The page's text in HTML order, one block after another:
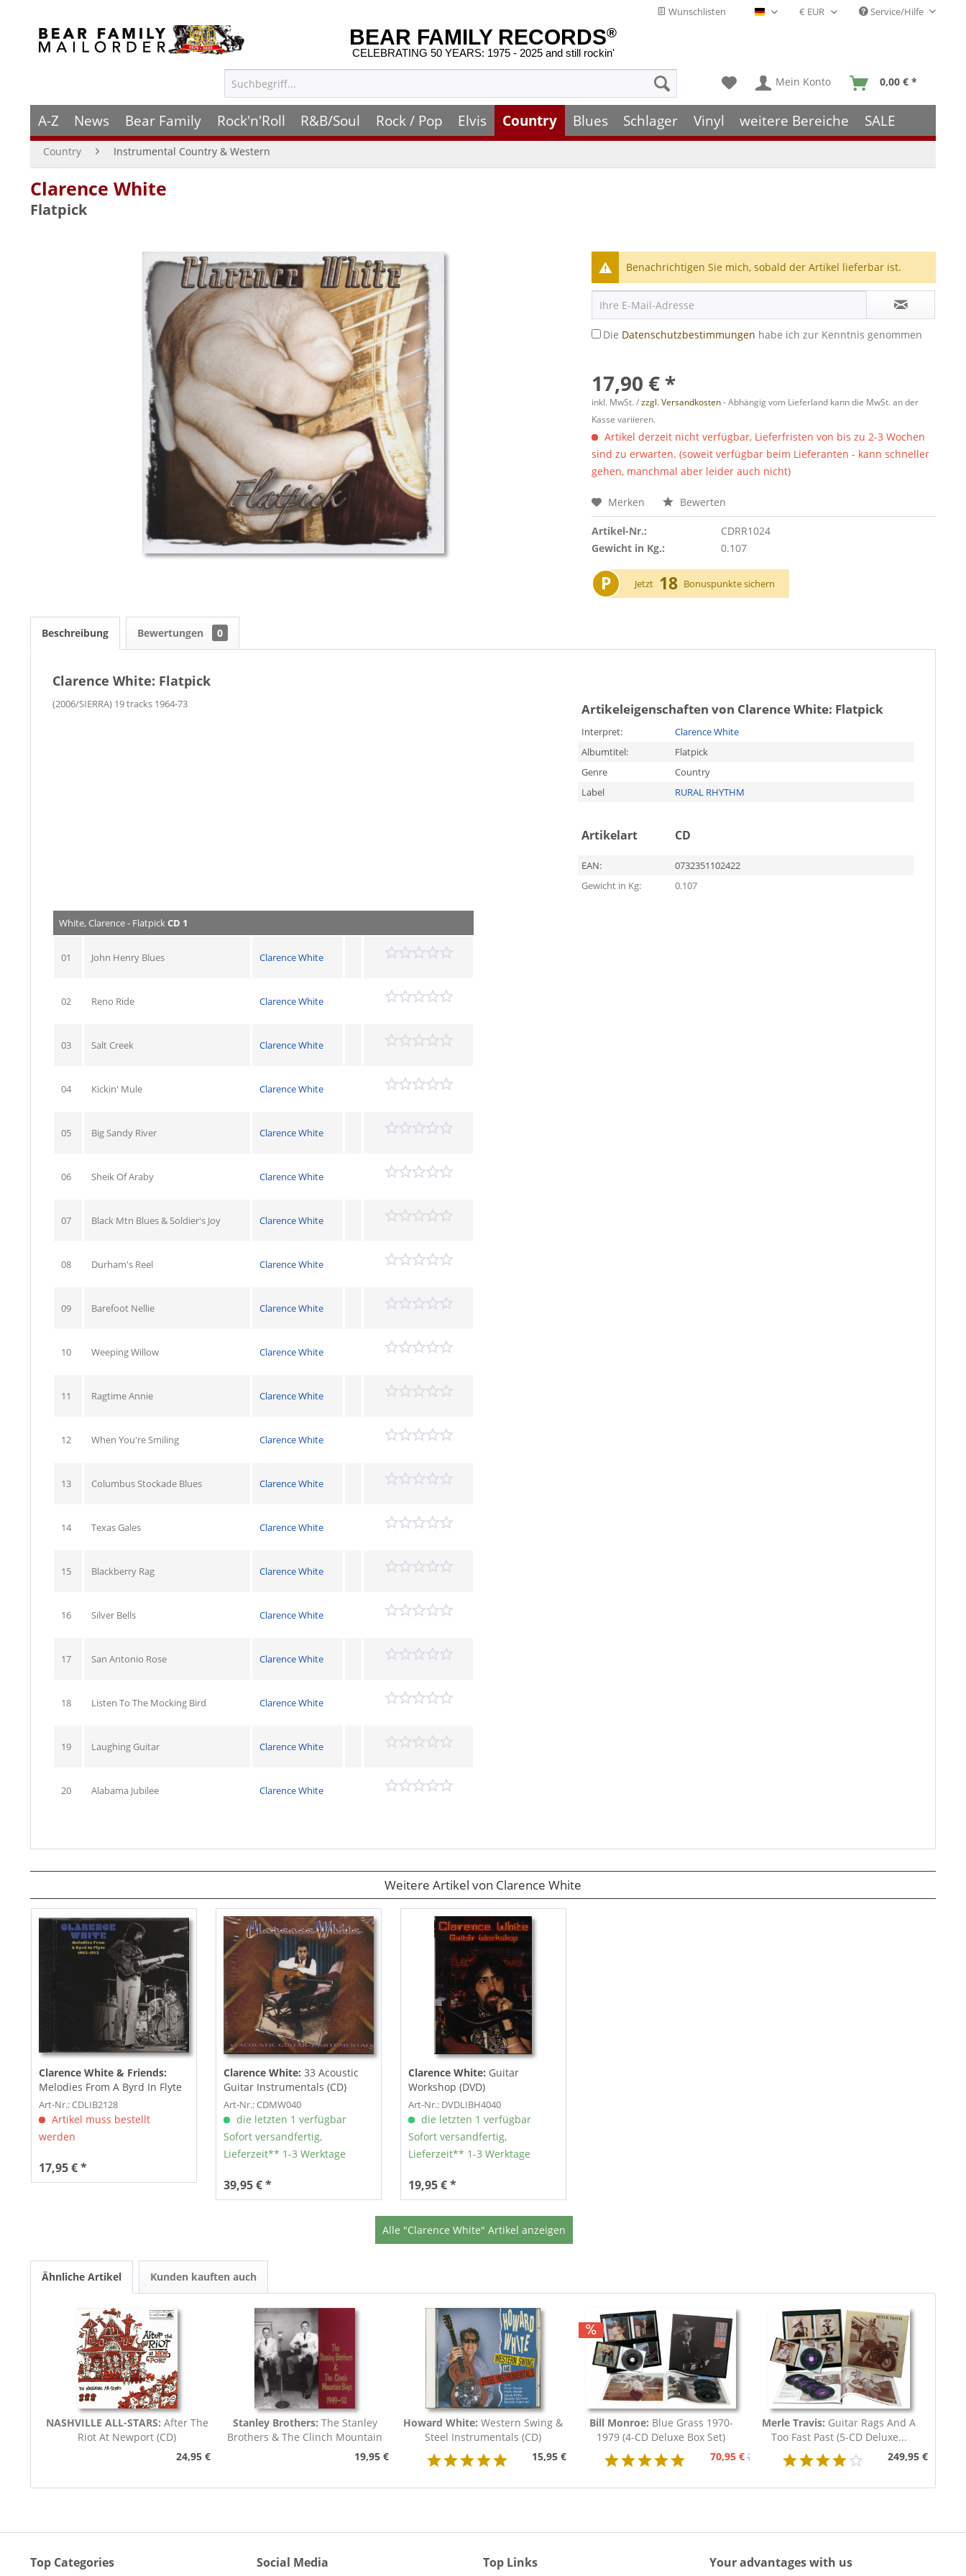
Wunschlisten Deutsch - DE Service/Hilfe
BEAR FAMILY RECORDS®
CELEBRATING 50 YEARS: 1975 - 2025 and still rockin'
Mein Konto 0,00 € *
A-Z News Bear Family Rock'n'Roll R&B/Soul Rock / Pop Elvis Country Blues Schlager Vinyl weitere Bereiche SALE
Country Instrumental Country & Western
Clarence White
Flatpick
Benachrichtigen Sie mich, sobald der Artikel lieferbar ist.
Die Datenschutzbestimmungen habe ich zur Kenntnis genommen
17,90 € *
inkl. MwSt. /zzgl. Versandkosten- Abhängig vom Lieferland kann die MwSt. an der
Kasse variieren.
Artikel derzeit nicht verfügbar, Lieferfristen von bis zu 2-3 Wochen
sind zu erwarten. (soweit verfügbar beim Lieferanten - kann schneller
gehen, manchmal aber leider auch nicht)
Merken Bewerten
Artikel-Nr.:
CDRR1024
Gewicht in Kg.:
0.107
P Jetzt 18 Bonuspunkte sichern
Beschreibung Bewertungen 0
Clarence White: Flatpick
(2006/SIERRA) 19 tracks 1964-73 Artikeleigenschaften von Clarence White: Flatpick
Interpret:
Clarence White
Albumtitel:
Flatpick
Genre
Country
Label
RURAL RHYTHM
Artikelart CD
EAN:
0732351102422
Gewicht in Kg:
0.107
White, Clarence - FlatpickCD 1
01 John Henry Blues Clarence White
02 Reno Ride Clarence White
03 Salt Creek Clarence White
04 Kickin' Mule Clarence White
05 Big Sandy River Clarence White
06 Sheik Of Araby Clarence White
07 Black Mtn Blues & Soldier's Joy Clarence White
08 Durham's Reel Clarence White
09 Barefoot Nellie Clarence White
10 Weeping Willow Clarence White
11 Ragtime Annie Clarence White
12 When You're Smiling Clarence White
13 Columbus Stockade Blues Clarence White
14 Texas Gales Clarence White
15 Blackberry Rag Clarence White
16 Silver Bells Clarence White
17 San Antonio Rose Clarence White
18 Listen To The Mocking Bird Clarence White
19 Laughing Guitar Clarence White
20 Alabama Jubilee Clarence White
Weitere Artikel von Clarence White
Clarence White & Friends:
Melodies From A Byrd In Flyte
1963-1973 (CD)
Art-Nr.: CDLIB2128
Artikel muss bestellt
werden
17,95 € *
Clarence White: 33 Acoustic
Guitar Instrumentals (CD)
Art-Nr.: CDMW040
die letzten 1 verfügbar
Sofort versandfertig,
Lieferzeit** 1-3 Werktage
39,95 € *
Clarence White: Guitar
Workshop (DVD)
Art-Nr.: DVDLIBH4040
die letzten 1 verfügbar
Sofort versandfertig,
Lieferzeit** 1-3 Werktage
19,95 € *
Alle "Clarence White" Artikel anzeigen
Ähnliche Artikel Kunden kauften auch
NASHVILLE ALL-STARS: After The
Riot At Newport (CD)
24,95 €
Stanley Brothers: The Stanley
Brothers & The Clinch Mountain
19,95 €
Howard White: Western Swing &
Steel Instrumentals (CD)
15,95 €
Bill Monroe: Blue Grass 1970-
1979 (4-CD Deluxe Box Set)
70,95 € 79,95 €
Merle Travis: Guitar Rags And A
Too Fast Past (5-CD Deluxe...
249,95 €
Top Categories Social Media Top Links Your advantages with us